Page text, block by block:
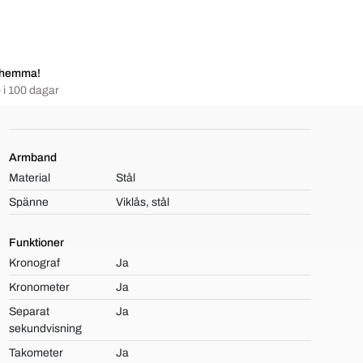
100 dagar
Armband
Material
Stål
Spänne
Viklås, stål
Funktioner
Kronograf
Ja
Kronometer
Ja
Separat
sekundvisning
Ja
Takometer Ja